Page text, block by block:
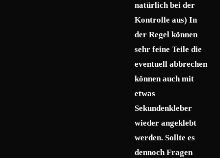
natürlich bei der
Kontrolle aus) In
der Regel können
sehr feine Teile die
eventuell abbrechen
können auch mit
etwas
Sekundenkleber
wieder angeklebt
werden. Sollte es
dennoch Fragen